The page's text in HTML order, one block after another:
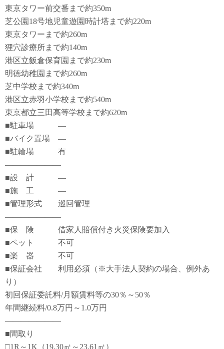
東京タワー前交番まで約350m
芝公園18号地児童遊園時計塔まで約220m
東京タワーまで約260m
狸穴診療所まで約140m
港区立飯倉保育園まで約230m
明徳幼稚園まで約260m
芝中学校まで約340m
港区立赤羽小学校まで約540m
東京都立三田高等学校まで約620m
■駐車場 ―
■バイク置場 ―
■駐輪場 有
―――――――
■設 計 ―
■施 工 ―
■管理形式 巡回管理
―――――――
■保 険 借家人賠償付き火災保険要加入
■ペット 不可
■楽 器 不可
■保証会社 利用必須（※大手法人契約の場合、例外あ
り）
初回保証委託料/月額賃料等の30％～50％
年間継続料/0.8万円～1.0万円
―――――――
■間取り
□1R～1K（19.30㎡～23.61㎡）